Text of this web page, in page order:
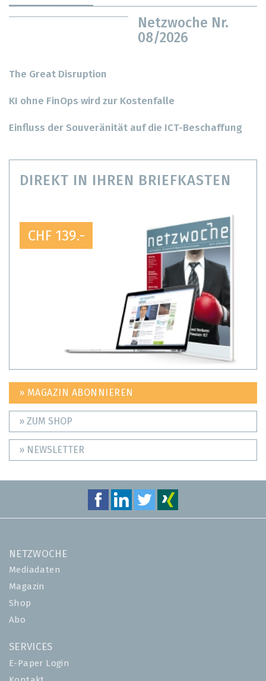
Netzwoche Nr.
08/2026
The Great Disruption
KI ohne FinOps wird zur Kostenfalle
Einfluss der Souveränität auf die ICT-Beschaffung
DIREKT IN IHREN BRIEFKASTEN
CHF 139.-
» MAGAZIN ABONNIEREN
» ZUM SHOP
» NEWSLETTER
NETZWOCHE
Mediadaten
Magazin
Shop
Abo
SERVICES
E-Paper Login